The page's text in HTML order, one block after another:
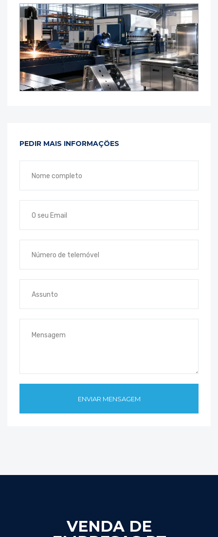
PEDIR MAIS INFORMAÇÕES
VENDA DE